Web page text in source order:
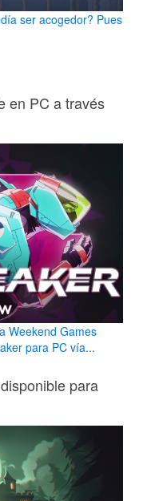
ser acogedor? Pues
en PC a través
Weekend Games
para PC vía...
para